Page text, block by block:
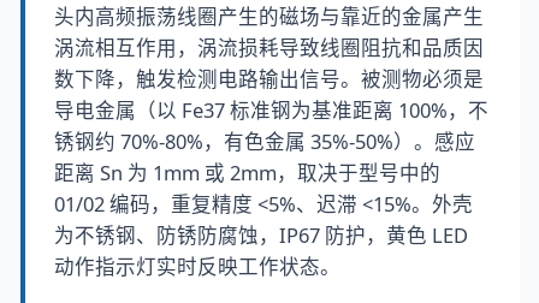
头内高频振荡线圈产生的磁场与靠近的金属产生
涡流相互作用，涡流损耗导致线圈阻抗和品质因
数下降，触发检测电路输出信号。被测物必须是
导电金属（以 Fe37 标准钢为基准距离 100%，不
锈钢约 70%-80%，有色金属 35%-50%）。感应
距离 Sn 为 1mm 或 2mm，取决于型号中的
01/02 编码，重复精度 <5%、迟滞 <15%。外壳
为不锈钢、防锈防腐蚀，IP67 防护，黄色 LED
动作指示灯实时反映工作状态。